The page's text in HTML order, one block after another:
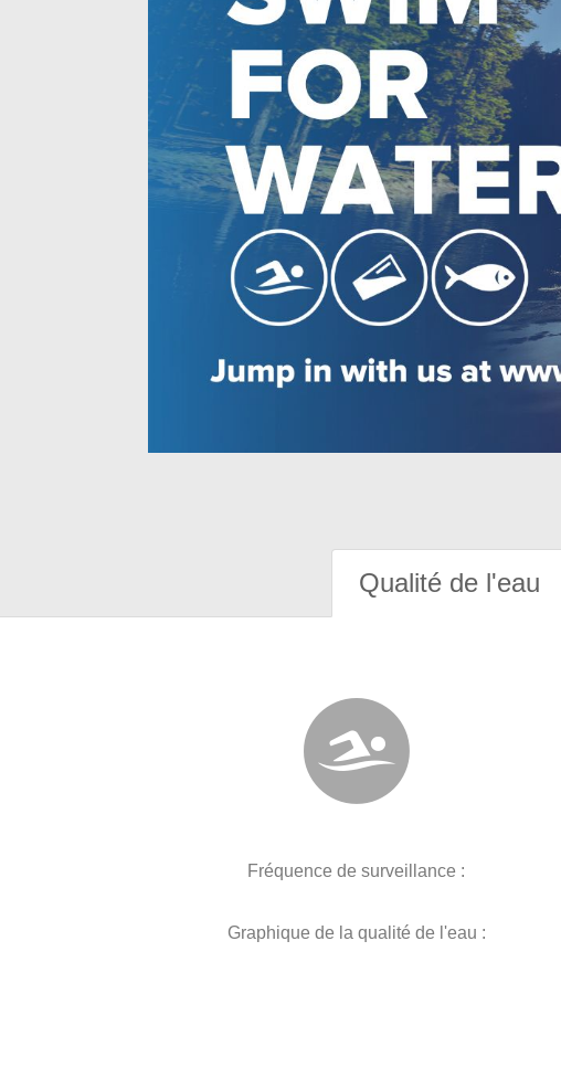
Qualité de l'eau
Fréquence de surveillance :
Graphique de la qualité de l'eau :